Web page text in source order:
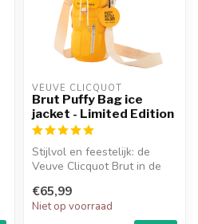
VEUVE CLICQUOT
Brut Puffy Bag ice
jacket - Limited Edition
Stijlvol en feestelijk: de
Veuve Clicquot Brut in de
€65,99
Niet op voorraad